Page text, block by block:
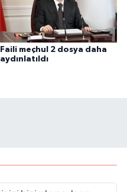
Faili meçhul 2 dosya daha
aydınlatıldı